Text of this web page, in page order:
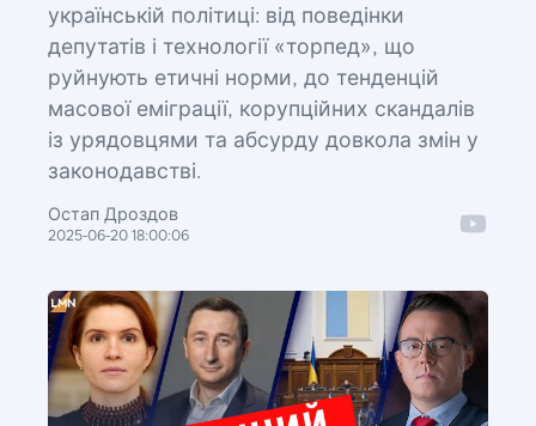
українській політиці: від поведінки
депутатів і технології «торпед», що
руйнують етичні норми, до тенденцій
масової еміграції, корупційних скандалів
із урядовцями та абсурду довкола змін у
законодавстві.
Остап Дроздов
2025-06-20 18:00:06